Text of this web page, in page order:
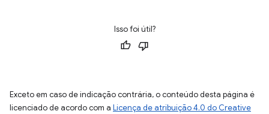
Isso foi útil?
Exceto em caso de indicação contrária, o conteúdo desta página é
licenciado de acordo com a Licença de atribuição 4.0 do Creative